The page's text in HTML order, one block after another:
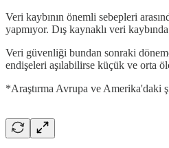
Veri kaybının önemli sebepleri
yapmıyor. Dış kaynaklı veri
Veri güvenliği bundan sonraki
endişeleri aşılabilirse küçük ve orta
*Araştırma Avrupa ve Amerika'daki